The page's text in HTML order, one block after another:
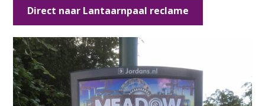
Direct naar Lantaarnpaal reclame